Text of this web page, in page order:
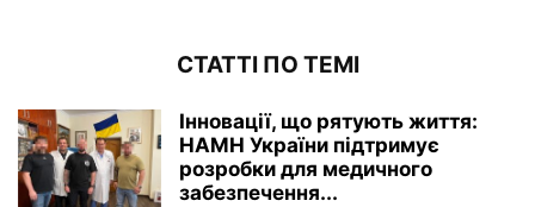
СТАТТІ ПО ТЕМІ
Інновації, що рятують життя:
НАМН України підтримує
розробки для медичного
забезпечення...